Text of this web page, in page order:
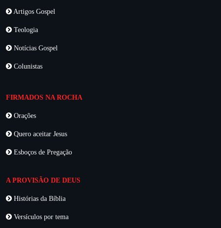
Artigos Gospel
Teologia
Notícias Gospel
Colunistas
FIRMADOS NA ROCHA
Orações
Quero aceitar Jesus
Esboços de Pregação
A PROVISÃO DE DEUS
Histórias da Bíblia
Versículos por tema